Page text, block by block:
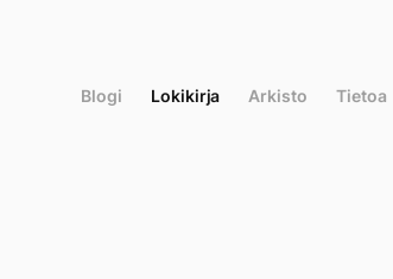
Blogi Lokikirja Arkisto Tietoa